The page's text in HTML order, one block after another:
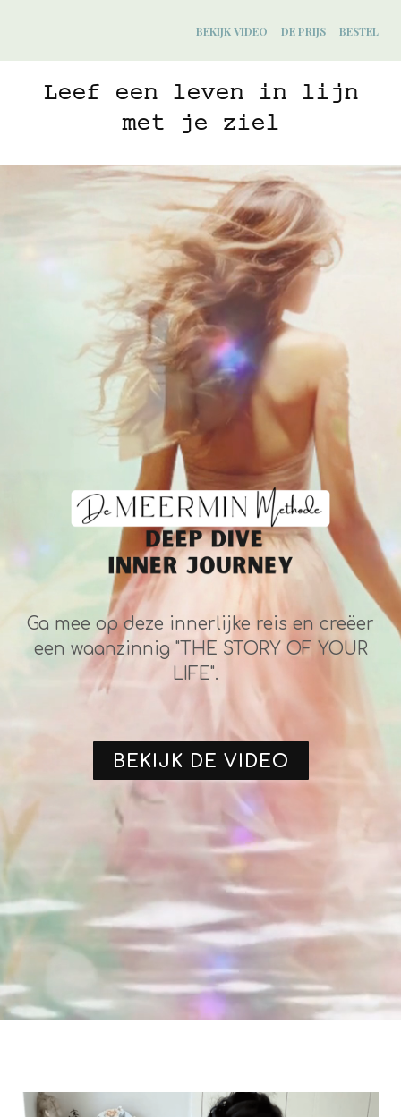
BEKIJK VIDEO DE PRIJS BESTEL
Leef een leven in lijn
met je ziel
Ga mee op deze innerlijke reis en creëer
een waanzinnig "THE STORY OF YOUR
LIFE".
BEKIJK DE VIDEO